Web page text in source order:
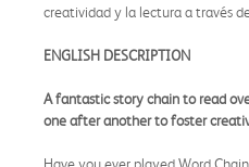
creatividad y la lectura a través
ENGLISH DESCRIPTION
A fantastic story chain to read
one after another to foster
Have you ever played Word